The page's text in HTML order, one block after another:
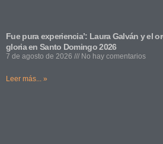
Fue pura experiencia’: Laura Galván y el
gloria en Santo Domingo 2026
7 de agosto de 2026 No hay comentarios
Leer más... »